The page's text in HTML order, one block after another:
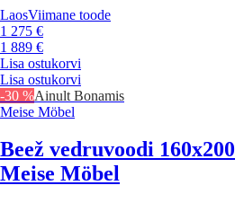
LaosViimane toode
1 275 €
1 889 €
Lisa ostukorvi
Lisa ostukorvi
-30 %Ainult Bonamis
Meise Möbel
Beež vedruvoodi
Meise Möbel